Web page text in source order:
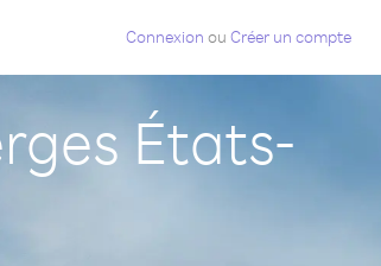
Connexion ou Créer un compte
États-